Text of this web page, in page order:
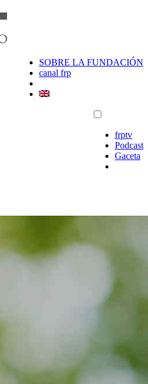
SOBRE LA FUNDACIÓN
canal frp
frptv
Podcast
Gaceta